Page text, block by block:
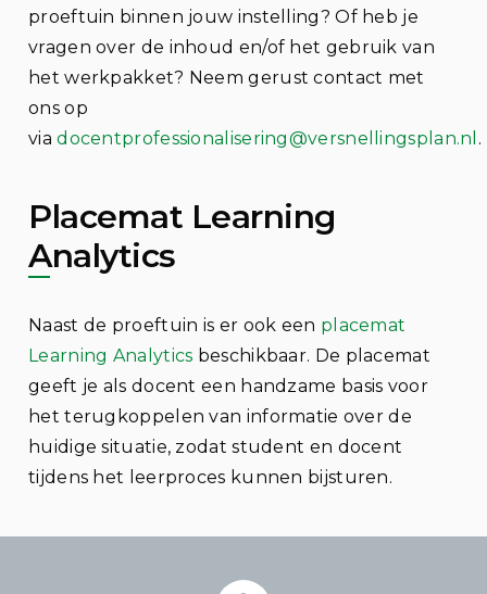
proeftuin binnen jouw instelling? Of heb je
vragen over de inhoud en/of het gebruik van
het werkpakket? Neem gerust contact met
ons op
viadocentprofessionalisering@versnellingsplan.nl .
Placemat Learning
Analytics
Naast de proeftuin is er ook een placemat
Learning Analytics beschikbaar. De placemat
geeft je als docent een handzame basis voor
het terugkoppelen van informatie over de
huidige situatie, zodat student en docent
tijdens het leerproces kunnen bijsturen.